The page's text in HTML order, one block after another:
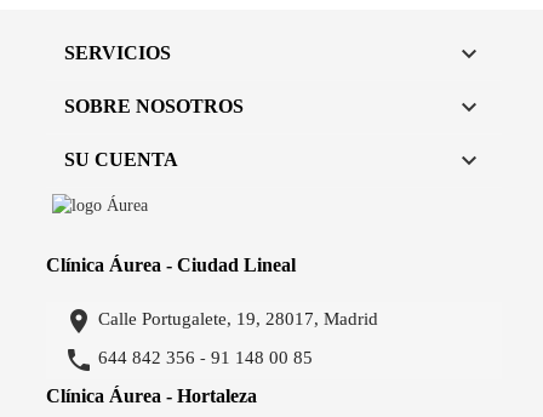
SERVICIOS 
SOBRE NOSOTROS 
SU CUENTA 
Clínica Áurea - Ciudad Lineal
 Calle Portugalete, 19, 28017, Madrid
 644 842 356 -91 148 00 85
Clínica Áurea - Hortaleza